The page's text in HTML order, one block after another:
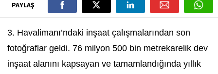
PAYLAŞ
3. Havalimanı’ndaki inşaat çalışmalarından son
fotoğraflar geldi. 76 milyon 500 bin metrekarelik dev
inşaat alanını kapsayan ve tamamlandığında yıllık